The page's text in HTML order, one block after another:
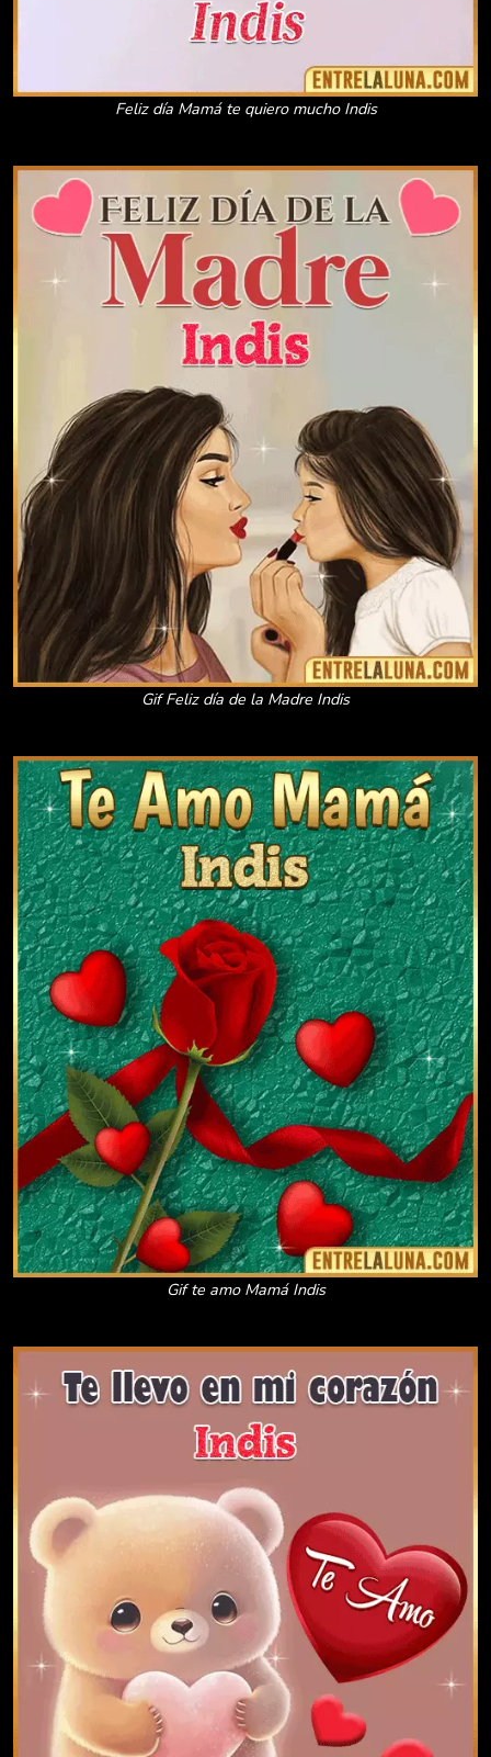
Feliz día Mamá te quiero mucho Indis
Gif Feliz día de la Madre Indis
Gif te amo Mamá Indis